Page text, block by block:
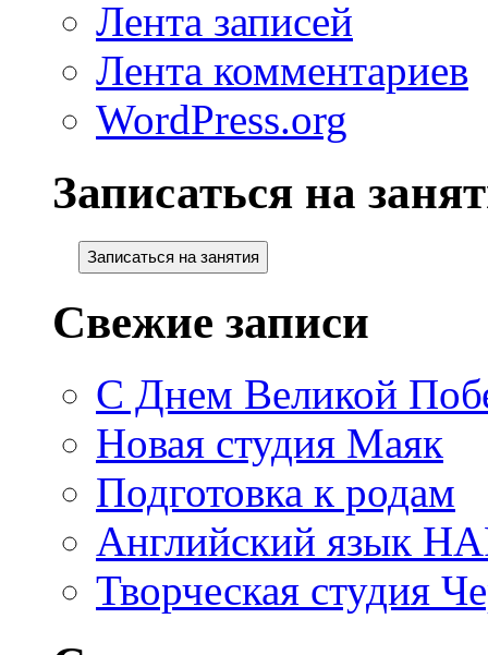
Лента записей
Лента комментариев
WordPress.org
Записаться на
Записаться на занятия
Свежие записи
С Днем Великой
Новая студия Маяк
Подготовка к родам
Английский язык
Творческая студия